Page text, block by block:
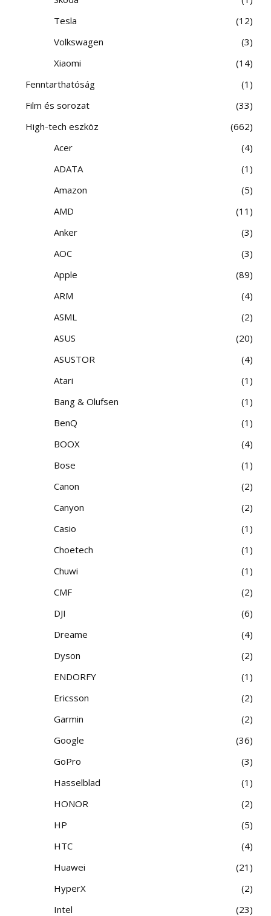
Tesla
12
Volkswagen
3
Xiaomi
14
Fenntarthatóság
1
Film és sorozat
33
High-tech eszköz
662
Acer
4
ADATA
1
Amazon
5
AMD
11
Anker
3
AOC
3
Apple
89
ARM
4
ASML
2
ASUS
20
ASUSTOR
4
Atari
1
Bang & Olufsen
1
BenQ
1
BOOX
4
Bose
1
Canon
2
Canyon
2
Casio
1
Choetech
1
Chuwi
1
CMF
2
DJI
6
Dreame
4
Dyson
2
ENDORFY
1
Ericsson
2
Garmin
2
Google
36
GoPro
3
Hasselblad
1
HONOR
2
HP
5
HTC
4
Huawei
21
HyperX
2
Intel
23